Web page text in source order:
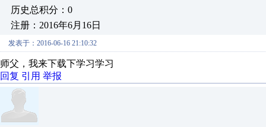
历史总积分：0
注册：2016年6月16日
发表于：2016-06-16 21:10:32
师父，我来下载下学习学习
回复 引用 举报